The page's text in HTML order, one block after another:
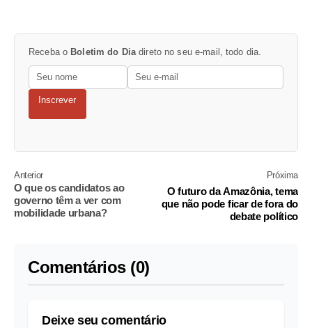
Receba o Boletim do Diadireto no seu e-mail, todo dia.
Inscrever
Anterior
O que os candidatos ao
governo têm a ver com
mobilidade urbana?
Próxima
O futuro da Amazônia, tema
que não pode ficar de fora do
debate político
Comentários (0)
Deixe seu comentário